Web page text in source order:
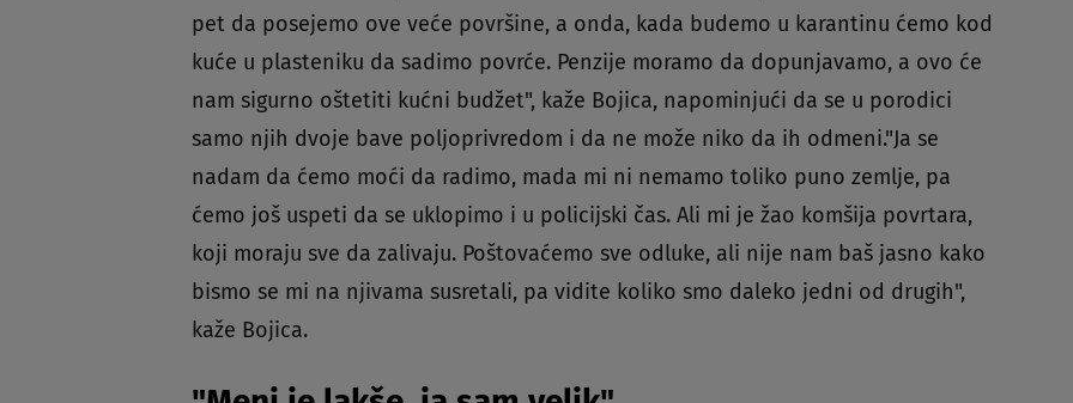
pet da posejemo ove veće površine, a onda, kada budemo u karantinu ćemo kod
kuće u plasteniku da sadimo povrće. Penzije moramo da dopunjavamo, a ovo će
nam sigurno oštetiti kućni budžet", kaže Bojica, napominjući da se u porodici
samo njih dvoje bave poljoprivredom i da ne može niko da ih odmeni."Ja se
nadam da ćemo moći da radimo, mada mi ni nemamo toliko puno zemlje, pa
ćemo još uspeti da se uklopimo i u policijski čas. Ali mi je žao komšija povrtara,
koji moraju sve da zalivaju. Poštovaćemo sve odluke, ali nije nam baš jasno kako
bismo se mi na njivama susretali, pa vidite koliko smo daleko jedni od drugih",
kaže Bojica.